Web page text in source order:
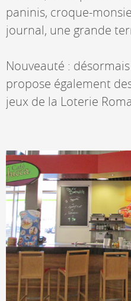
paninis, croque-
journal, une grande
Nouveauté :
propose également
jeux de la Loterie